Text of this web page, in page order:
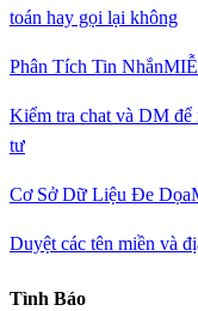
toán hay gọi lại không
Phân Tích Tin Nhắn
Kiểm tra chat và DM để
tư
Cơ Sở Dữ Liệu Đe Dọa
Duyệt các tên miền và
Tình Báo